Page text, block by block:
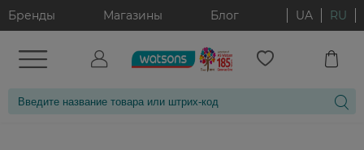
Бренды Магазины Блог UA RU